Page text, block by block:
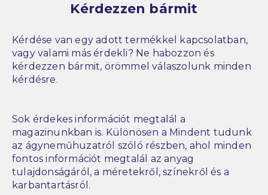
Kérdezzen bármit
Kérdése van egy adott termékkel kapcsolatban,
vagy valami más érdekli? Ne habozzon és
kérdezzen bármit, örömmel válaszolunk minden
kérdésre.
Sok érdekes információt megtalál a
magazinunkban is. Különösen a Mindent tudunk
az ágyneműhuzatról szóló részben, ahol minden
fontos információt megtalál az anyag
tulajdonságáról, a méretekről, színekről és a
karbantartásról.